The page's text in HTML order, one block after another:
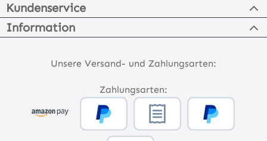
Kundenservice
Information
Unsere Versand- und Zahlungsarten:
Zahlungsarten: